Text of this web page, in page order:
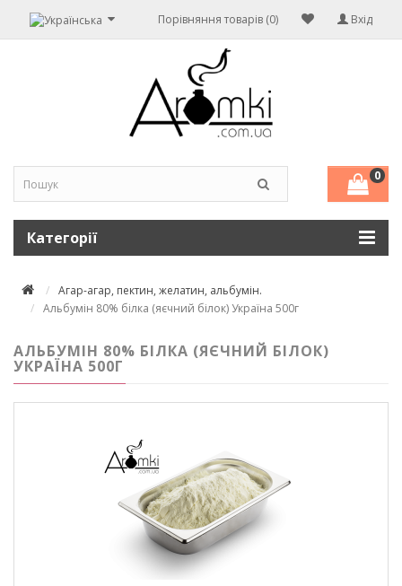
Вхід
Порівняння товарів (0)
0
Категорії
Агар-агар, пектин, желатин, альбумін.
Альбумін 80% білка (яєчний білок) Україна 500г
АЛЬБУМІН 80% БІЛКА (ЯЄЧНИЙ БІЛОК)
УКРАЇНА 500Г